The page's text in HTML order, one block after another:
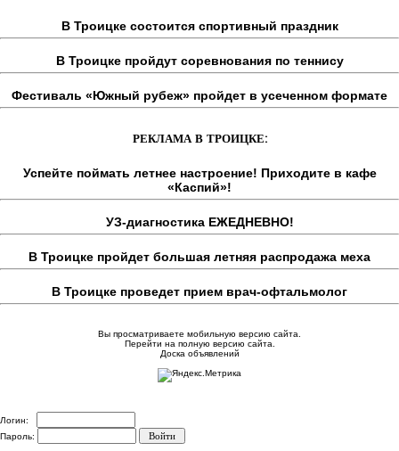
В Троицке состоится спортивный праздник
В Троицке пройдут соревнования по теннису
Фестиваль «Южный рубеж» пройдет в усеченном формате
РЕКЛАМА В ТРОИЦКЕ:
Успейте поймать летнее настроение! Приходите в кафе
«Каспий»!
УЗ-диагностика ЕЖЕДНЕВНО!
В Троицке пройдет большая летняя распродажа меха
В Троицке проведет прием врач-офтальмолог
Вы просматриваете мобильную версию сайта.
Перейти на полную версию сайта.
Доска объявлений
Логин:
Пароль: